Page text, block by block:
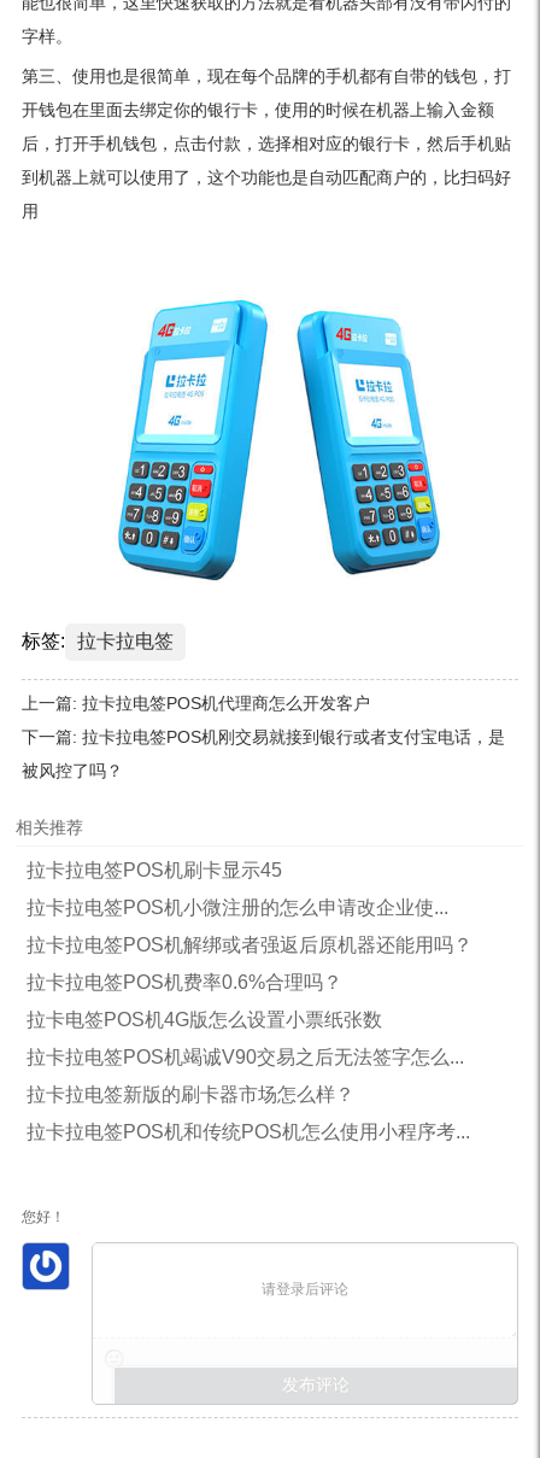
字样。
第三、使用也是很简单，现在每个品牌的手机都有自带的钱包，打
开钱包在里面去绑定你的银行卡，使用的时候在机器上输入金额
后，打开手机钱包，点击付款，选择相对应的银行卡，然后手机贴
到机器上就可以使用了，这个功能也是自动匹配商户的，比扫码好
用
标签: 拉卡拉电签
上一篇: 拉卡拉电签POS机代理商怎么开发客户
下一篇: 拉卡拉电签POS机刚交易就接到银行或者支付宝电话，是
被风控了吗？
相关推荐
拉卡拉电签POS机刷卡显示45
拉卡拉电签POS机小微注册的怎么申请改企业使...
拉卡拉电签POS机解绑或者强返后原机器还能用吗？
拉卡拉电签POS机费率0.6%合理吗？
拉卡电签POS机4G版怎么设置小票纸张数
拉卡拉电签POS机竭诚V90交易之后无法签字怎么...
拉卡拉电签新版的刷卡器市场怎么样？
拉卡拉电签POS机和传统POS机怎么使用小程序考...
您好！
请登录后评论